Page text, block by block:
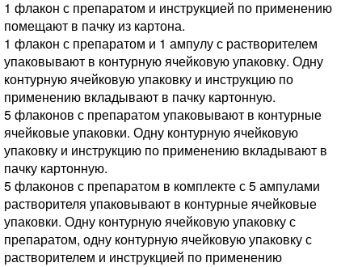
1 флакон с препаратом и инструкцией по применению
помещают в пачку из картона.
1 флакон с препаратом и 1 ампулу с растворителем
упаковывают в контурную ячейковую упаковку. Одну
контурную ячейковую упаковку и инструкцию по
применению вкладывают в пачку картонную.
5 флаконов с препаратом упаковывают в контурные
ячейковые упаковки. Одну контурную ячейковую
упаковку и инструкцию по применению вкладывают в
пачку картонную.
5 флаконов с препаратом в комплекте с 5 ампулами
растворителя упаковывают в контурные ячейковые
упаковки. Одну контурную ячейковую упаковку с
препаратом, одну контурную ячейковую упаковку с
растворителем и инструкцией по применению